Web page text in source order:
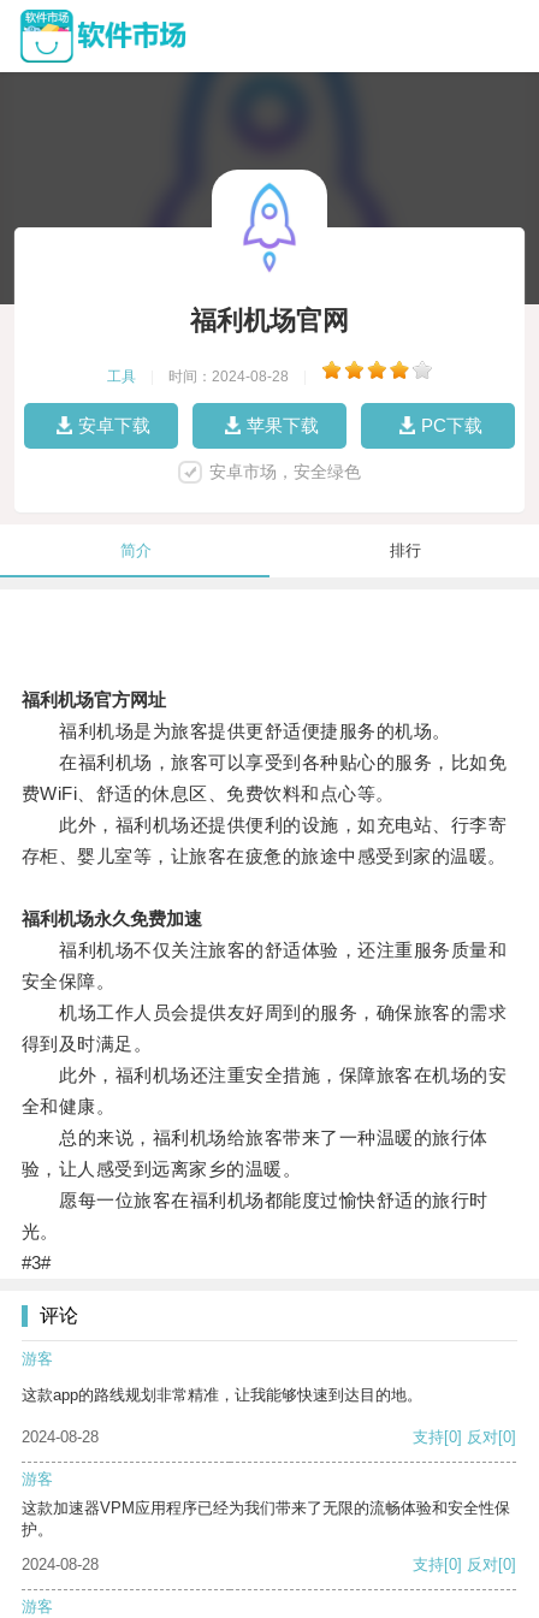
福利机场官网
工具 时间：2024-08-28
安卓下载 苹果下载 PC下载
安卓市场，安全绿色
简介 排行
福利机场官方网址
福利机场是为旅客提供更舒适便捷服务的机场。
在福利机场，旅客可以享受到各种贴心的服务，比如免
费WiFi、舒适的休息区、免费饮料和点心等。
此外，福利机场还提供便利的设施，如充电站、行李寄
存柜、婴儿室等，让旅客在疲惫的旅途中感受到家的温暖。
福利机场永久免费加速
福利机场不仅关注旅客的舒适体验，还注重服务质量和
安全保障。
机场工作人员会提供友好周到的服务，确保旅客的需求
得到及时满足。
此外，福利机场还注重安全措施，保障旅客在机场的安
全和健康。
总的来说，福利机场给旅客带来了一种温暖的旅行体
验，让人感受到远离家乡的温暖。
愿每一位旅客在福利机场都能度过愉快舒适的旅行时
光。
#3#
评论
游客
这款app的路线规划非常精准，让我能够快速到达目的地。
2024-08-28 支持[0] 反对[0]
游客
这款加速器VPM应用程序已经为我们带来了无限的流畅体验和安全性保
护。
2024-08-28
支持[0] 反对[0]
游客